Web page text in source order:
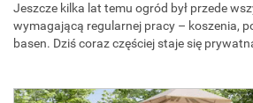
Jeszcze kilka lat temu ogród był przede
wymagającą regularnej pracy – koszenia,
basen. Dziś coraz częściej staje się